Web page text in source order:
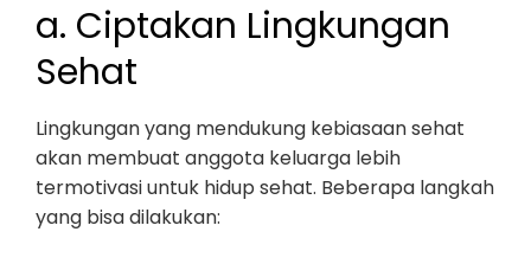
a. Ciptakan Lingkungan
Sehat
Lingkungan yang mendukung kebiasaan sehat
akan membuat anggota keluarga lebih
termotivasi untuk hidup sehat. Beberapa langkah
yang bisa dilakukan: